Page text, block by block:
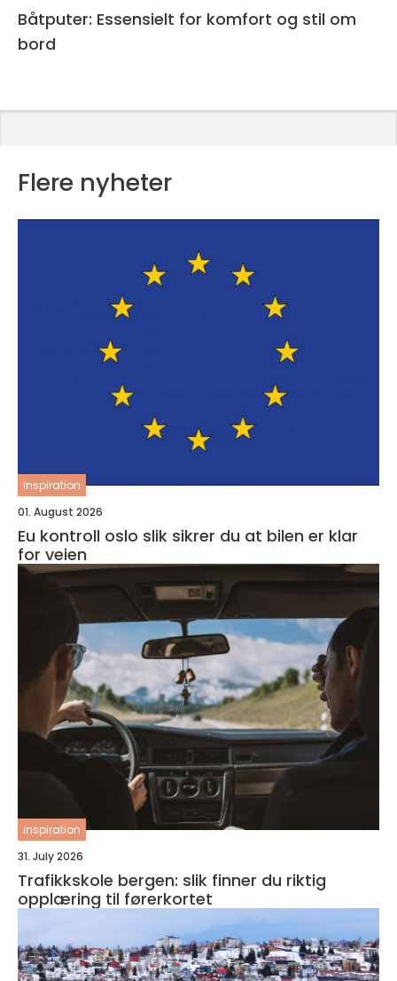
Båtputer: Essensielt for komfort og stil om
bord
Flere nyheter
inspiration
01. August 2026
Eu kontroll oslo slik sikrer du at bilen er klar
for veien
inspiration
31. July 2026
Trafikkskole bergen: slik finner du riktig
opplæring til førerkortet